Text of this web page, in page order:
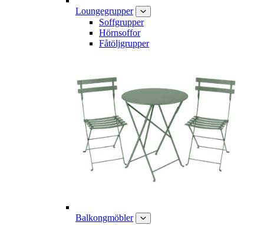
Loungegrupper
Soffgrupper
Hörnsoffor
Fåtöljgrupper
Balkongmöbler